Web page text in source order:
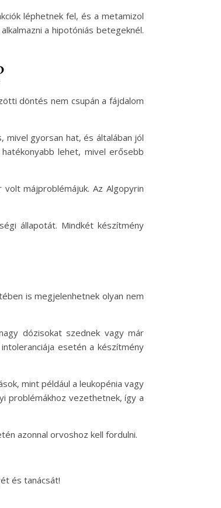
léphetnek fel, és a metamizol
a hipotóniás betegeknél.
döntés nem csupán a fájdalom
mivel gyorsan hat, és általában jól
lehet, mivel erősebb
májproblémájuk. Az Algopyrin
állapotát. Mindkét készítmény
is megjelenhetnek olyan nem
dózisokat szednek vagy már
esetén a készítmény
mint például a leukopénia vagy
problémákhoz vezethetnek, így a
azonnal orvoshoz kell fordulni.
és tanácsát!